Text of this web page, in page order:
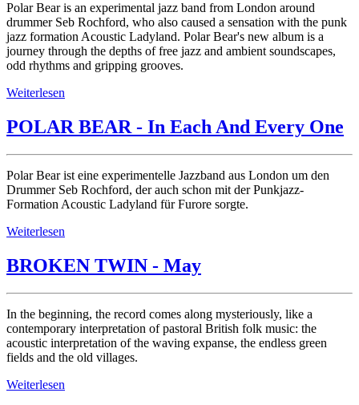
Polar Bear is an experimental jazz band from London around
drummer Seb Rochford, who also caused a sensation with the punk
jazz formation Acoustic Ladyland. Polar Bear's new album is a
journey through the depths of free jazz and ambient soundscapes,
odd rhythms and gripping grooves.
Weiterlesen
POLAR BEAR - In Each And Every One
Polar Bear ist eine experimentelle Jazzband aus London um den
Drummer Seb Rochford, der auch schon mit der Punkjazz-
Formation Acoustic Ladyland für Furore sorgte.
Weiterlesen
BROKEN TWIN - May
In the beginning, the record comes along mysteriously, like a
contemporary interpretation of pastoral British folk music: the
acoustic interpretation of the waving expanse, the endless green
fields and the old villages.
Weiterlesen